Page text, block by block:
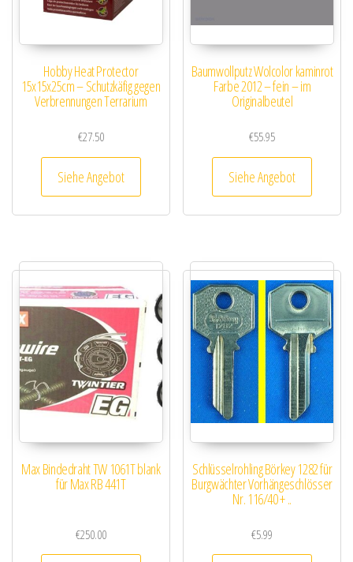
Hobby Heat Protector
15x15x25cm – Schutzkäfig gegen
Verbrennungen Terrarium
€27.50
Siehe Angebot
Baumwollputz Wolcolor kaminrot
Farbe 2012 – fein – im
Originalbeutel
€55.95
Siehe Angebot
Max Bindedraht TW 1061T blank
für Max RB 441T
€250.00
Schlüsselrohling Börkey 1282 für
Burgwächter Vorhängeschlösser
Nr. 116/40 + ..
€5.99